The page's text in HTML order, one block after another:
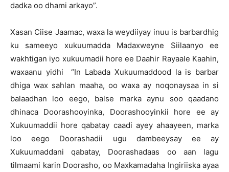
dadka oo dhami arkayo”.
Xasan Ciise Jaamac, waxa la weydiiyay inuu is barbardhig
ku sameeyo xukuumadda Madaxweyne Siilaanyo ee
wakhtigan iyo xukuumadii hore ee Daahir Rayaale Kaahin,
waxaanu yidhi “In Labada Xukuumaddood la is barbar
dhiga wax sahlan maaha, oo waxa ay noqonaysaa in si
balaadhan loo eego, balse marka aynu soo qaadano
dhinaca Doorashooyinka, Doorashooyinkii hore ee ay
Xukuumaddii hore qabatay caadi ayey ahaayeen, marka
loo eego Doorashadii ugu dambeeysay ee ay
Xukuumaddani qabatay, Doorashadaas oo aan lagu
tilmaami karin Doorasho, oo Maxkamadaha Ingiriiska ayaa